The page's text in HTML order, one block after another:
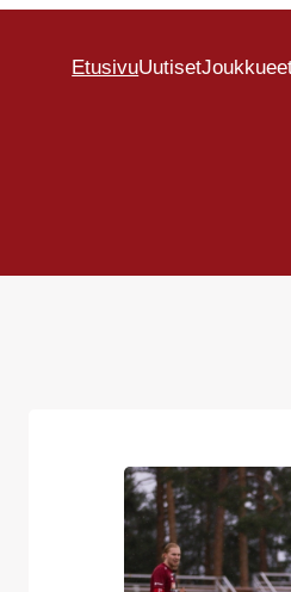
EtusivuUutiset